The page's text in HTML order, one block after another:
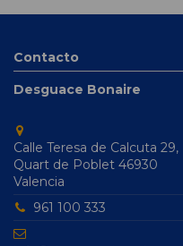
Contacto
Desguace Bonaire
Calle Teresa de Calcuta 29,
Quart de Poblet 46930
Valencia
961 100 333